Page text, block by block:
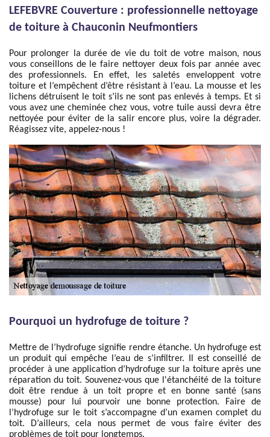
LEFEBVRE Couverture : professionnelle nettoyage
de toiture à Chauconin Neufmontiers
Pour prolonger la durée de vie du toit de votre maison, nous
vous conseillons de le faire nettoyer deux fois par année avec
des professionnels. En effet, les saletés enveloppent votre
toiture et l’empêchent d’être résistant à l’eau. La mousse et les
lichens détruisent le toit s’ils ne sont pas enlevés à temps. Et si
vous avez une cheminée chez vous, votre tuile aussi devra être
nettoyée pour éviter de la salir encore plus, voire la dégrader.
Réagissez vite, appelez-nous !
Pourquoi un hydrofuge de toiture ?
Mettre de l’hydrofuge signifie rendre étanche. Un hydrofuge est
un produit qui empêche l’eau de s’infiltrer. Il est conseillé de
procéder à une application d’hydrofuge sur la toiture après une
réparation du toit. Souvenez-vous que l'étanchéité de la toiture
doit être rendue à un toit propre et en bonne santé (sans
mousse) pour lui pourvoir une bonne protection. Faire de
l’hydrofuge sur le toit s’accompagne d’un examen complet du
toit. D’ailleurs, cela nous permet de vous faire éviter des
problèmes de toit pour longtemps.